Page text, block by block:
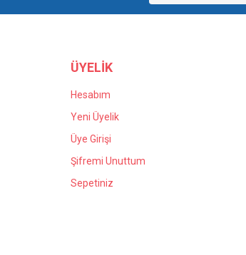
Gönder
ÜYELİK
Hesabım
Yeni Üyelik
Üye Girişi
Şifremi Unuttum
Sepetiniz